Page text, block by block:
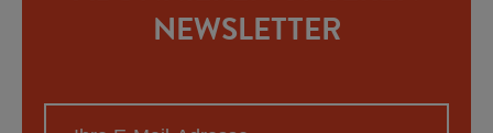
NEWSLETTER